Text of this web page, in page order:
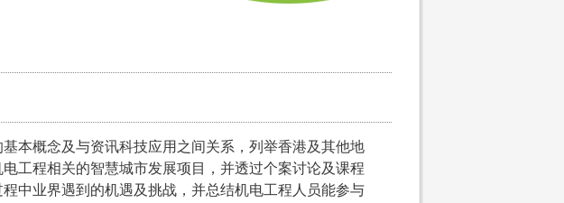
本概念及与资讯科技应用之间关系，列举香港及其他地
工程相关的智慧城市发展项目，并透过个案讨论及课程
中业界遇到的机遇及挑战，并总结机电工程人员能参与